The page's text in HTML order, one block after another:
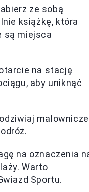
ze sobą
książkę, która
są miejsca
na stację
aby uniknąć
malownicze
na oznaczenia
Warto
Sportu.